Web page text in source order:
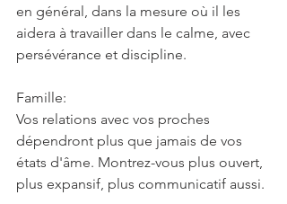
en général, dans la mesure où il les
aidera à travailler dans le calme, avec
persévérance et discipline.
Famille:
Vos relations avec vos proches
dépendront plus que jamais de vos
états d'âme. Montrez-vous plus ouvert,
plus expansif, plus communicatif aussi.